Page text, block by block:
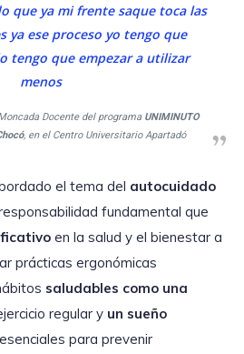
que ya mi frente saque toca las
ya ese proceso yo tengo que
tengo que empezar a utilizar
menos
Docente del programa UNIMINUTO
, en el Centro Universitario Apartadó
el tema del autocuidado
fundamental que
en la salud y el bienestar a
prácticas ergonómicas
saludables como una
regular y un sueño
para prevenir